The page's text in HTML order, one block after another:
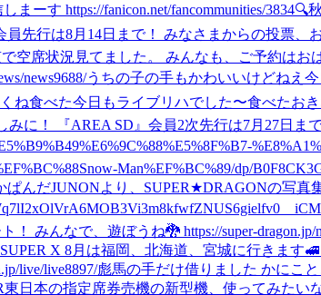
ーす https://fanicon.net/fancommunities/3834🔍
員先行は8月14日まで！ みなさまからの投票
空席状況見てました。 みんなも、ご予約はお
news9688/うちの子の手もかわいいけどねえ
ね食べた今日もライブリハでした〜食べたお
！ 『AREA SD』会員2次先行は7月27日まで
Man%EF%BC%89/dp/
ぱんだJUNONより、SUPER★DRAGONの写真
みんなで、遊ぼうね🐉 https://super-dragon.jp/
SUPER X 8月は福岡、北海道、宮城に行きます
live/live8897/彪馬の手だけ借りました かにこ
東日本の指定席券売機の新型機、使ってみたい